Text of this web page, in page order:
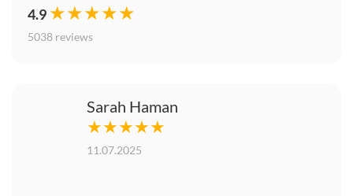
4.9 ★★★★★
5038 reviews
Sarah Haman
★★★★★
11.07.2025